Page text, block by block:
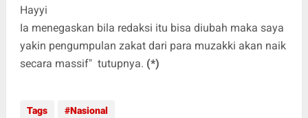
Hayyi
Ia menegaskan bila redaksi itu bisa diubah maka saya
yakin pengumpulan zakat dari para muzakki akan naik
secara massif" tutupnya. (*)
Tags Nasional